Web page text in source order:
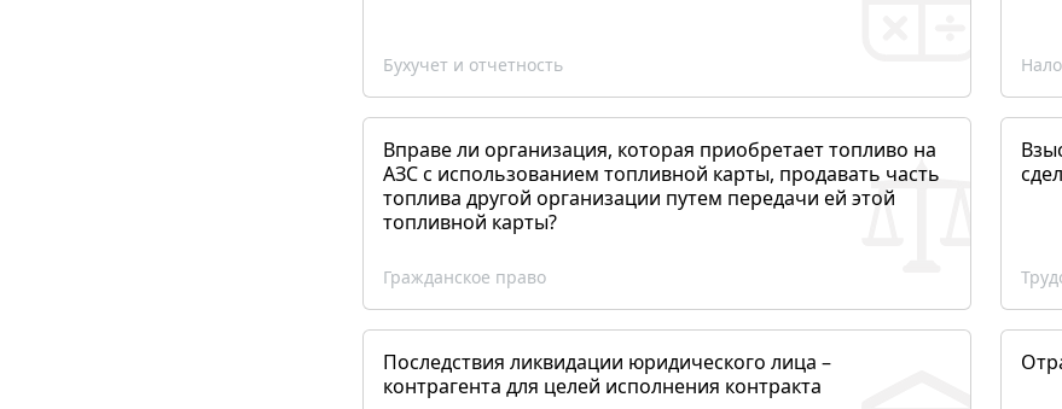
Бухучет и отчетность
Вправе ли организация, которая приобретает топливо на
АЗС с использованием топливной карты, продавать часть
топлива другой организации путем передачи ей этой
топливной карты?
Гражданское право
Последствия ликвидации юридического лица –
контрагента для целей исполнения контракта